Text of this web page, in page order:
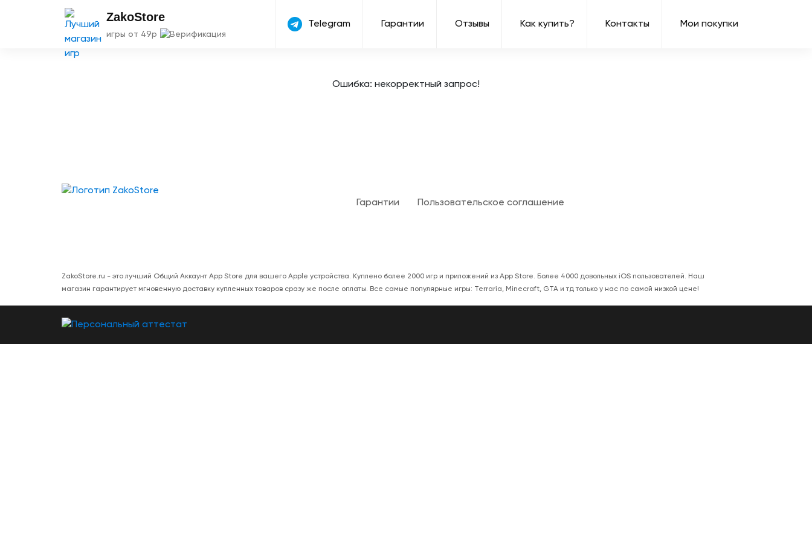
ZakoStore
игры от 49р
Telegram Гарантии Отзывы Как купить? Контакты Мои покупки
Ошибка: некорректный запрос!
Гарантии Пользовательское соглашение
ZakoStore.ru - это лучший Общий Аккаунт App Store для вашего Apple устройства. Куплено более 2000 игр и приложений из App Store. Более 4000 довольных iOS пользователей. Наш
магазин гарантирует мгновенную доставку купленных товаров сразу же после оплаты. Все самые популярные игры: Terraria, Minecraft, GTA и тд только у нас по самой низкой цене!